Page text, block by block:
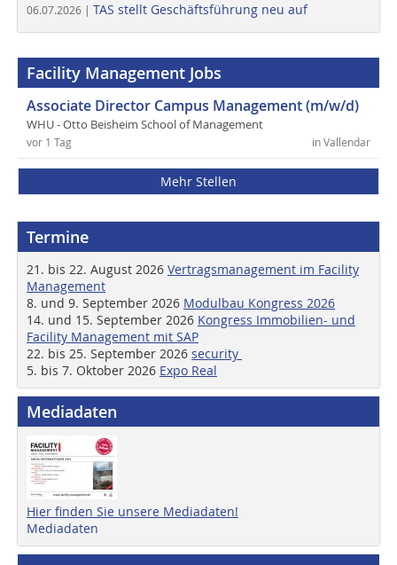
06.07.2026 | TAS stellt Geschäftsführung neu auf
Facility Management Jobs
Associate Director Campus Management (m/w/d)
WHU - Otto Beisheim School of Management
in Vallendar
vor 1 Tag
Mehr Stellen
Termine
21. bis 22. August 2026 Vertragsmanagement im Facility
Management
8. und 9. September 2026 Modulbau Kongress 2026
14. und 15. September 2026 Kongress Immobilien- und
Facility Management mit SAP
22. bis 25. September 2026 security
5. bis 7. Oktober 2026 Expo Real
Mediadaten
Hier finden Sie unsere Mediadaten!
Mediadaten